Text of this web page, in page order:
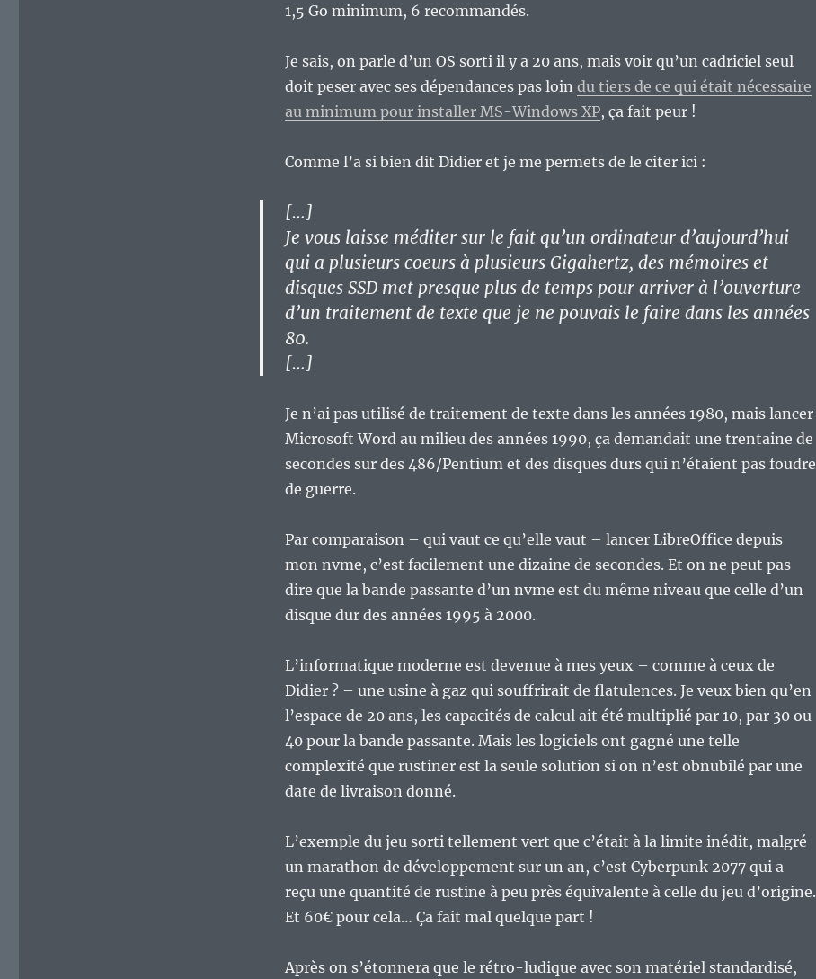
1,5 Go minimum, 6 recommandés.
Je sais, on parle d’un OS sorti il y a 20 ans, mais voir qu’un cadriciel seul
doit peser avec ses dépendances pas loin du tiers de ce qui était nécessaire
au minimum pour installer MS-Windows XP, ça fait peur !
Comme l’a si bien dit Didier et je me permets de le citer ici :
[…]
Je vous laisse méditer sur le fait qu’un ordinateur d’aujourd’hui
qui a plusieurs coeurs à plusieurs Gigahertz, des mémoires et
disques SSD met presque plus de temps pour arriver à l’ouverture
d’un traitement de texte que je ne pouvais le faire dans les années
80.
[…]
Je n’ai pas utilisé de traitement de texte dans les années 1980, mais lancer
Microsoft Word au milieu des années 1990, ça demandait une trentaine de
secondes sur des 486/Pentium et des disques durs qui n’étaient pas foudre
de guerre.
Par comparaison – qui vaut ce qu’elle vaut – lancer LibreOffice depuis
mon nvme, c’est facilement une dizaine de secondes. Et on ne peut pas
dire que la bande passante d’un nvme est du même niveau que celle d’un
disque dur des années 1995 à 2000.
L’informatique moderne est devenue à mes yeux – comme à ceux de
Didier ? – une usine à gaz qui souffrirait de flatulences. Je veux bien qu’en
l’espace de 20 ans, les capacités de calcul ait été multiplié par 10, par 30 ou
40 pour la bande passante. Mais les logiciels ont gagné une telle
complexité que rustiner est la seule solution si on n’est obnubilé par une
date de livraison donné.
L’exemple du jeu sorti tellement vert que c’était à la limite inédit, malgré
un marathon de développement sur un an, c’est Cyberpunk 2077 qui a
reçu une quantité de rustine à peu près équivalente à celle du jeu d’origine.
Et 60€ pour cela… Ça fait mal quelque part !
Après on s’étonnera que le rétro-ludique avec son matériel standardisé,